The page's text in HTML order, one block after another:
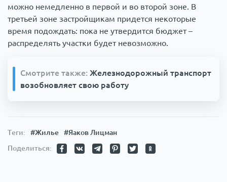
можно немедленно в первой и во второй зоне. В
третьей зоне застройщикам придется некоторые
время подождать: пока не утвердится бюджет –
распределять участки будет невозможно.
Смотрите также: Железнодорожный транспорт
возобновляет свою работу
Теги: #Жилье
#Яаков Лицман
Поделиться: